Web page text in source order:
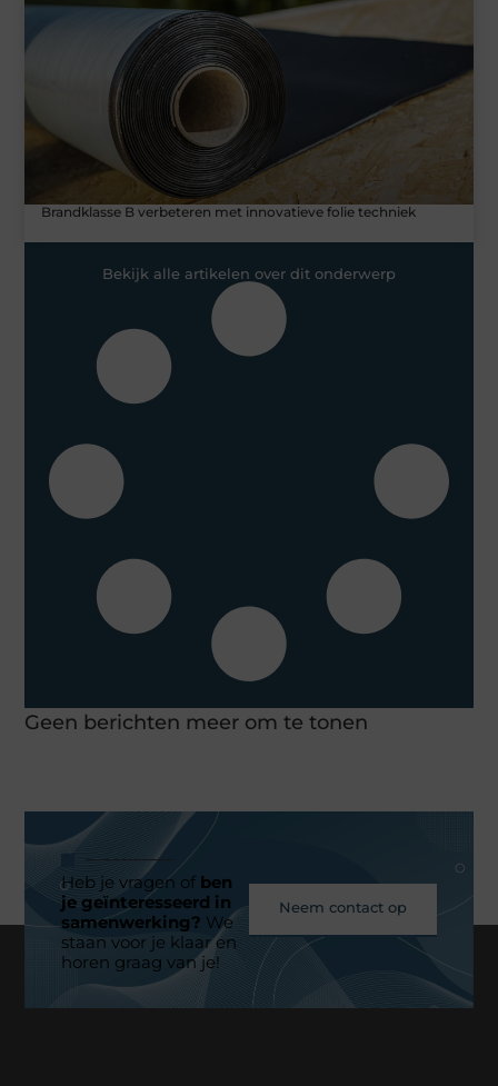
Brandklasse B verbeteren met innovatieve folie techniek
Bekijk alle artikelen over dit onderwerp
Geen berichten meer om te tonen
Heb je vragen ofben
je geïnteresseerd in
samenwerking? We
staan voor je klaar en
horen graag van je!
Neem contact op